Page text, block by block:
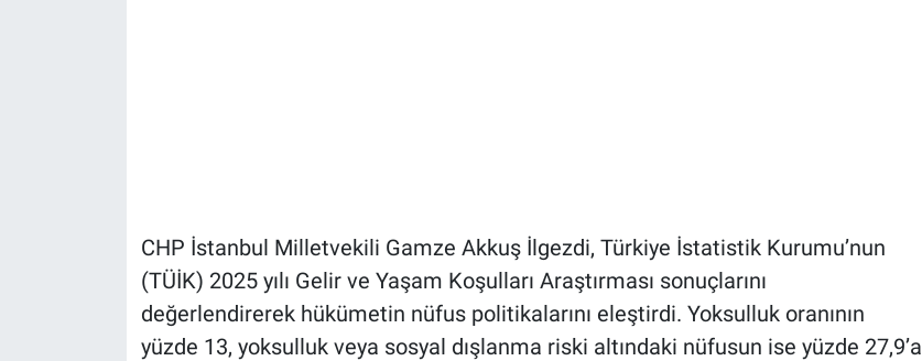
CHP İstanbul Milletvekili Gamze Akkuş İlgezdi, Türkiye İstatistik Kurumu’nun
(TÜİK) 2025 yılı Gelir ve Yaşam Koşulları Araştırması sonuçlarını
değerlendirerek hükümetin nüfus politikalarını eleştirdi. Yoksulluk oranının
yüzde 13, yoksulluk veya sosyal dışlanma riski altındaki nüfusun ise yüzde 27,9’a